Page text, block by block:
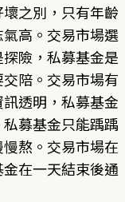
壞之別，只有年齡
高。交易市場選
險，私募基金是
陪。交易市場有
透明，私募基金
募基金只能踽踽
熬。交易市場在
在一天結束後通